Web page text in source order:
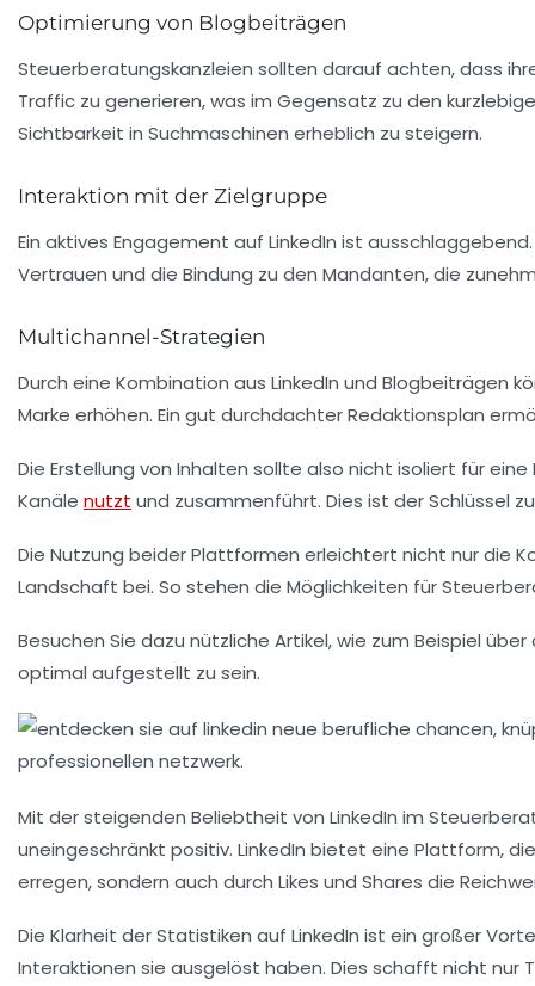
Optimierung von Blogbeiträgen
Steuerberatungskanzleien sollten darauf achten, dass
Traffic zu generieren, was im Gegensatz zu den
Sichtbarkeit in Suchmaschinen erheblich zu steigern.
Interaktion mit der Zielgruppe
Ein aktives Engagement auf LinkedIn ist
Vertrauen und die Bindung zu den Mandanten, die
Multichannel-Strategien
Durch eine Kombination aus LinkedIn und Blogbeiträgen
Marke erhöhen. Ein gut durchdachter Redaktionsplan
Die Erstellung von Inhalten sollte also nicht isoliert für
Kanäle nutzt und zusammenführt. Dies ist der Schlüssel
Die Nutzung beider Plattformen erleichtert nicht nur die
Landschaft bei. So stehen die Möglichkeiten für
Besuchen Sie dazu nützliche Artikel, wie zum Beispiel
optimal aufgestellt zu sein.
Mit der steigenden Beliebtheit von LinkedIn im
uneingeschränkt positiv. LinkedIn bietet eine Plattform,
erregen, sondern auch durch Likes und Shares die
Die Klarheit derStatistiken auf LinkedIn ist ein großer
Interaktionen sie ausgelöst haben. Dies schafft nicht nur